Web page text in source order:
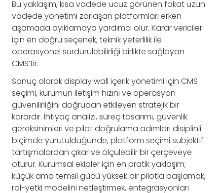
Bu yaklaşım, kısa vadede ucuz görünen fakat uzun
vadede yönetimi zorlaşan platformları erken
aşamada ayıklamaya yardımcı olur. Karar vericiler
için en doğru seçenek, teknik yeterlilik ile
operasyonel sürdürülebilirliği birlikte sağlayan
CMS’tir.
Sonuç olarak display wall içerik yönetimi için CMS
seçimi, kurumun iletişim hızını ve operasyon
güvenilirliğini doğrudan etkileyen stratejik bir
karardır. İhtiyaç analizi, süreç tasarımı, güvenlik
gereksinimleri ve pilot doğrulama adımları disiplinli
biçimde yürütüldüğünde, platform seçimi subjektif
tartışmalardan çıkar ve ölçülebilir bir çerçeveye
oturur. Kurumsal ekipler için en pratik yaklaşım;
küçük ama temsil gücü yüksek bir pilotla başlamak,
rol-yetki modelini netleştirmek, entegrasyonları